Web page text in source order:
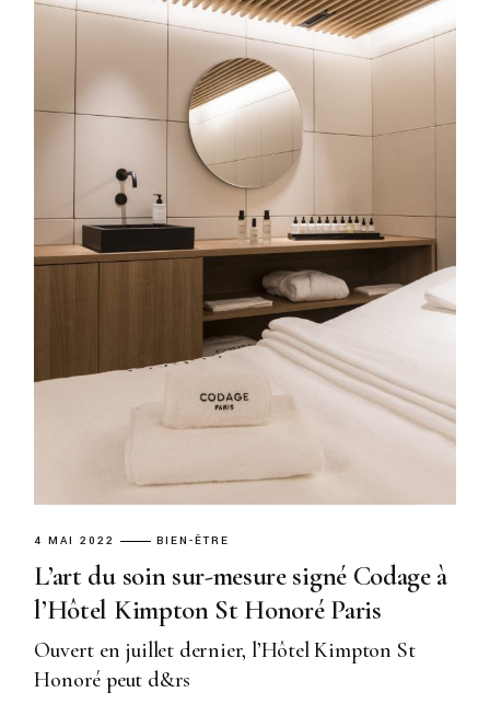
4 MAI 2022 BIEN-ÊTRE
L’art du soin sur-mesure signé Codage à
l’Hôtel Kimpton St Honoré Paris
Ouvert en juillet dernier, l’Hôtel Kimpton St
Honoré peut d&rs